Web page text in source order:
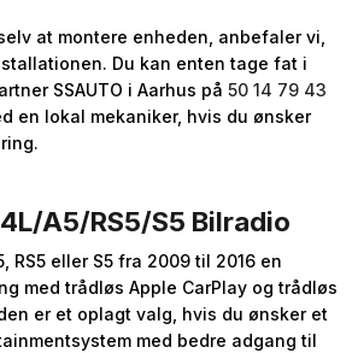
at montere enheden, anbefaler vi,
Du kan enten tage fat i
SSAUTO i Aarhus på 50 14 79 43
en lokal mekaniker, hvis du ønsker
A5/RS5/S5 Bilradio
RS5 eller S5 fra 2009 til 2016 en
med trådløs Apple CarPlay og trådløs
er et oplagt valg, hvis du ønsker et
med bedre adgang til